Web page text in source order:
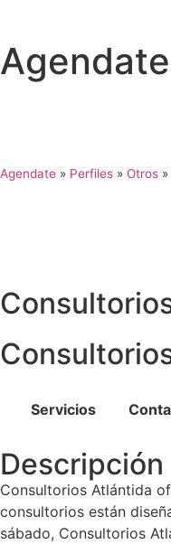
Agendate
Agendate » Perfiles » Otros »
Servicios
Descripción
Consultorios Atlántida
consultorios están
sábado, Consultorios